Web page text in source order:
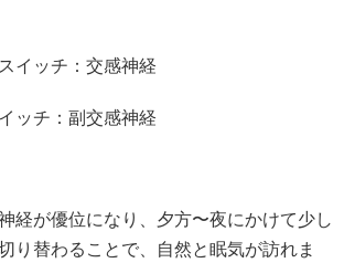
イッチ：交感神経
ッチ：副交感神経
経が優位になり、夕方〜夜にかけて少し
り替わることで、自然と眠気が訪れま